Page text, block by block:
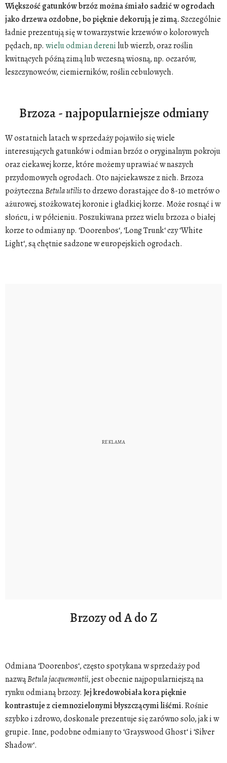
Większość gatunków brzóz można śmiało sadzić w ogrodach
jako drzewa ozdobne, bo pięknie dekorują je zimą.Szczególnie
ładnie prezentują się w towarzystwie krzewów o kolorowych
pędach, np. wielu odmian dereni lub wierzb, oraz roślin
kwitnących późną zimą lub wczesną wiosną, np. oczarów,
leszczynowców, ciemierników, roślin cebulowych.
Brzoza - najpopularniejsze odmiany
W ostatnich latach w sprzedaży pojawiło się wiele
interesujących gatunków i odmian brzóz o oryginalnym pokroju
oraz ciekawej korze, które możemy uprawiać w naszych
przydomowych ogrodach. Oto najciekawsze z nich. Brzoza
pożytecznaBetulautilisto drzewo dorastające do 8-10 metrów o
ażurowej, stożkowatej koronie i gładkiej korze. Może rosnąć i w
słońcu, i w półcieniu. Poszukiwana przez wielu brzoza o białej
korze to odmiany np. ‘Doorenbos‘, ‘Long Trunk‘ czy ‘White
Light‘, są chętnie sadzone w europejskich ogrodach.
Brzozy od A do Z
Odmiana ‘Doorenbos‘, często spotykana w sprzedaży pod
nazwąBetulajacquemontii, jest obecnie najpopularniejszą na
rynku odmianą brzozy. Jej kredowobiała kora pięknie
kontrastuje z ciemnozielonymi błyszczącymi liśćmi.Rośnie
szybko i zdrowo, doskonale prezentuje się zarówno solo, jak i w
grupie. Inne, podobne odmiany to ‘Grayswood Ghost‘ i ‘Silver
Shadow‘.